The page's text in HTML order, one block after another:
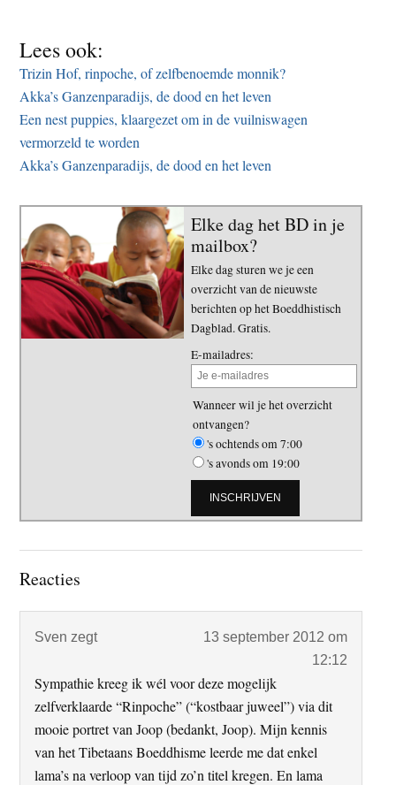
Lees ook:
Trizin Hof, rinpoche, of zelfbenoemde monnik?
Akka’s Ganzenparadijs, de dood en het leven
Een nest puppies, klaargezet om in de vuilniswagen
vermorzeld te worden
Akka’s Ganzenparadijs, de dood en het leven
Elke dag het BD in je
mailbox?
Elke dag sturen we je een
overzicht van de nieuwste
berichten op het Boeddhistisch
Dagblad. Gratis.
E-mailadres:
Wanneer wil je het overzicht
ontvangen?
's ochtends om 7:00
's avonds om 19:00
Lees
Reacties
Sven zegt
13 september 2012 om
12:12
Sympathie kreeg ik wél voor deze mogelijk
zelfverklaarde “Rinpoche” (“kostbaar juweel”) via dit
mooie portret van Joop (bedankt, Joop). Mijn kennis
van het Tibetaans Boeddhisme leerde me dat enkel
lama’s na verloop van tijd zo’n titel kregen. En lama